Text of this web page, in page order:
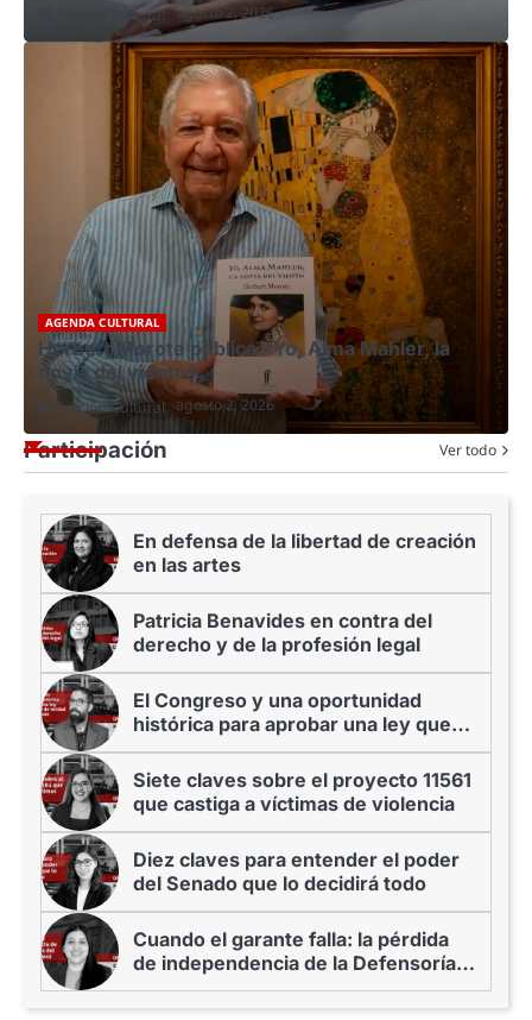
Edición Cultural agosto 2, 2026
AGENDA CULTURAL
Herbert Morote publica «Yo, Alma Mahler, la
novia del viento»
Edición Cultural agosto 2, 2026
Participación Ver todo
En defensa de la libertad de creación
en las artes
Patricia Benavides en contra del
derecho y de la profesión legal
El Congreso y una oportunidad
histórica para aprobar una ley que
resguarde de verdad las áreas
marinas protegidas
Siete claves sobre el proyecto 11561
que castiga a víctimas de violencia
Diez claves para entender el poder
del Senado que lo decidirá todo
Cuando el garante falla: la pérdida
de independencia de la Defensoría
del Pueblo del Perú